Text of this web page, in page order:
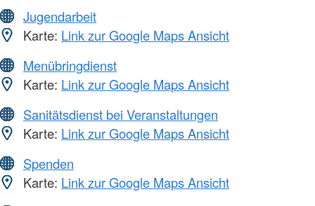
Jugendarbeit
Karte: Link zur Google Maps Ansicht
Menübringdienst
Karte: Link zur Google Maps Ansicht
Sanitätsdienst bei Veranstaltungen
Karte: Link zur Google Maps Ansicht
Spenden
Karte: Link zur Google Maps Ansicht